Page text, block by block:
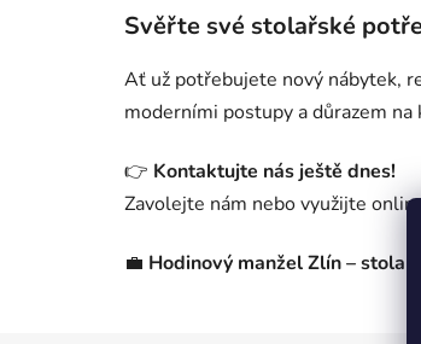
Svěřte své stolařské
Ať už potřebujete nový nábytek,
moderními postupy a důrazem na
👉 Kontaktujte nás ještě dnes!
Zavolejte nám nebo využijte
💼 Hodinový manžel Zlín –